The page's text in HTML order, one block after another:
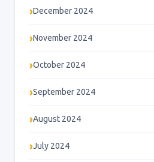
December 2024
November 2024
October 2024
September 2024
August 2024
July 2024